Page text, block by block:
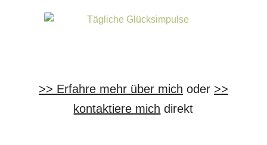
>> Erfahre mehr über mich oder >>
kontaktiere mich direkt